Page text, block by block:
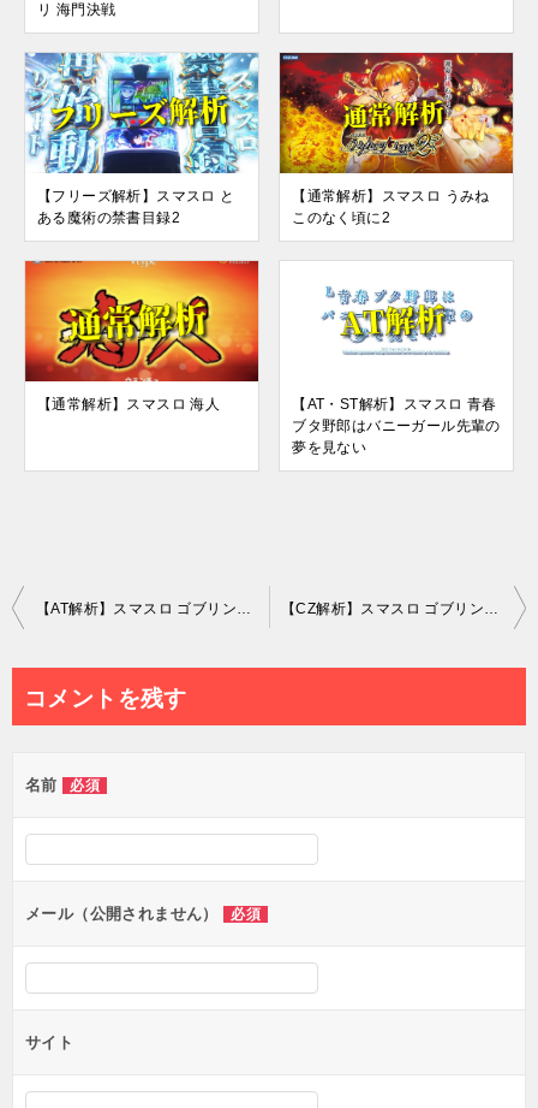
リ 海門決戦
【フリーズ解析】スマスロ と
ある魔術の禁書目録2
【通常解析】スマスロ うみね
このなく頃に2
【通常解析】スマスロ 海人
【AT・ST解析】スマスロ 青春
ブタ野郎はバニーガール先輩の
夢を見ない
投
ビ
ー
シ
ン
【AT解析】スマスロ ゴブリンスレイヤーⅡ 【CZ解析】スマスロ ゴブリンスレイヤーⅡ
コメントを残す
名前 必須
メール（公開されません） 必須
サイト